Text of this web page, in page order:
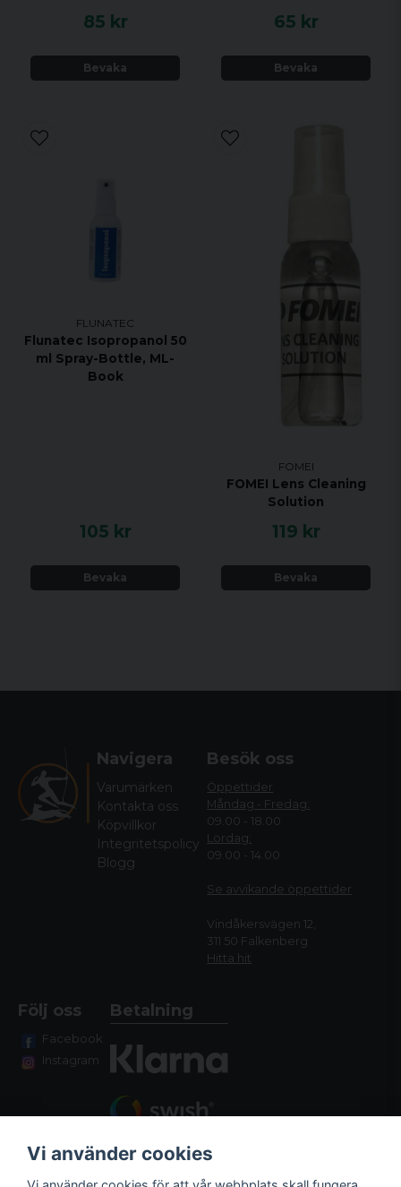
85 kr
Bevaka
65 kr
Bevaka
FLUNATEC
Flunatec Isopropanol 50
ml Spray-Bottle, ML-
Book
105 kr
Bevaka
FOMEI
FOMEI Lens Cleaning
Solution
119 kr
Bevaka
Navigera
Varumärken
Kontakta oss
Köpvillkor
Integritetspolicy
Blogg
Besök oss
Öppettider
Måndag - Fredag:
09.00 - 18.00
Lördag:
09.00 - 14.00
Se avvikande öppettider
Vindåkersvägen 12,
311 50 Falkenberg
Hitta hit
Följ oss
Facebook
Instagram
Betalning
Vi använder cookies